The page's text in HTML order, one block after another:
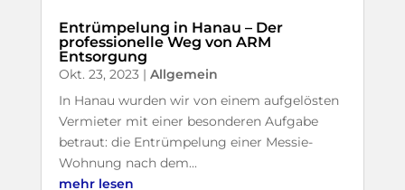
Entrümpelung in Hanau – Der
professionelle Weg von ARM
Entsorgung
Okt. 23, 2023| Allgemein
In Hanau wurden wir von einem aufgelösten
Vermieter mit einer besonderen Aufgabe
betraut: die Entrümpelung einer Messie-
Wohnung nach dem...
mehr lesen